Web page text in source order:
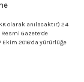
olarak anılacaktır) 24
Gazete’de
Ekim 2016’da yürürlüğe